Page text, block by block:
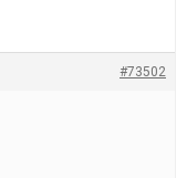
#73502